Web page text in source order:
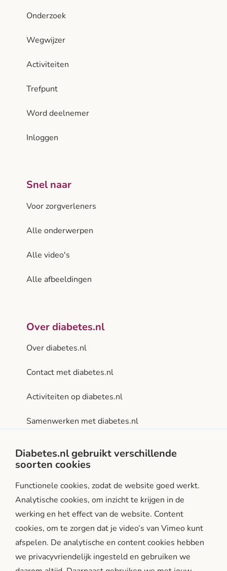
Onderzoek
Wegwijzer
Activiteiten
Trefpunt
Word deelnemer
Inloggen
Snel naar
Voor zorgverleners
Alle onderwerpen
Alle video's
Alle afbeeldingen
Over diabetes.nl
Over diabetes.nl
Contact met diabetes.nl
Activiteiten op diabetes.nl
Samenwerken met diabetes.nl
diabetes.nl is een initiatief van:
Diabetes.nl gebruikt verschillende
soorten cookies
Functionele cookies, zodat de website goed werkt.
Analytische cookies, om inzicht te krijgen in de
werking en het effect van de website. Content
cookies, om te zorgen dat je video’s van Vimeo kunt
afspelen. De analytische en content cookies hebben
we privacyvriendelijk ingesteld en gebruiken we